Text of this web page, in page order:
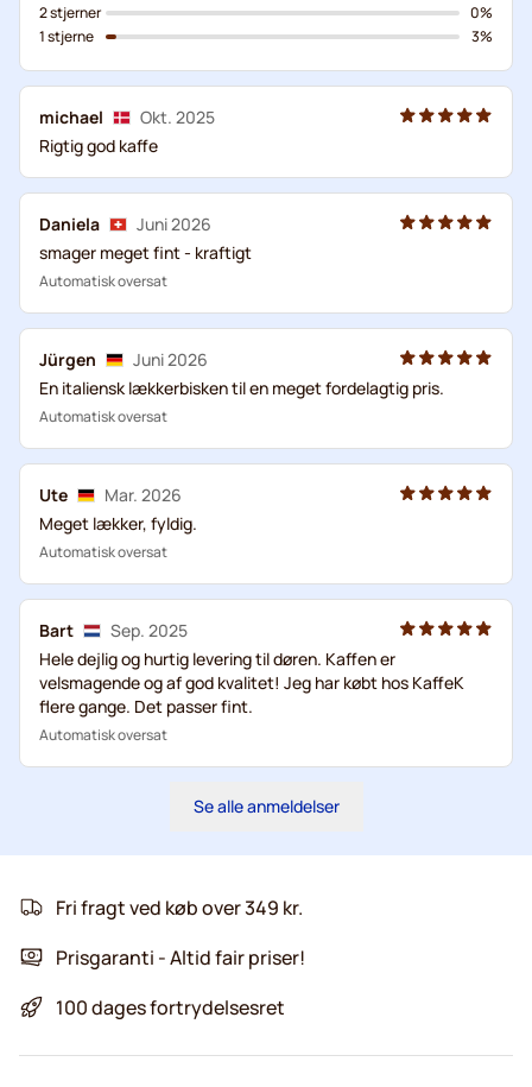
2 stjerner
1 stjerne
0%
3%
michael
Okt. 2025
Rigtig god kaffe
Daniela
Juni 2026
smager meget fint - kraftigt
Automatisk oversat
Jürgen
Juni 2026
En italiensk lækkerbisken til en meget fordelagtig pris.
Automatisk oversat
Ute
Mar. 2026
Meget lækker, fyldig.
Automatisk oversat
Bart
Sep. 2025
Hele dejlig og hurtig levering til døren. Kaffen er
velsmagende og af god kvalitet! Jeg har købt hos KaffeK
flere gange. Det passer fint.
Automatisk oversat
Se alle anmeldelser
Fri fragt ved køb over 349 kr.
Prisgaranti - Altid fair priser!
100 dages fortrydelsesret